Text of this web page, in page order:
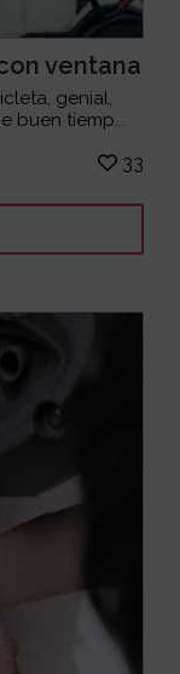
ventana
genial,
buen tiemp...
33